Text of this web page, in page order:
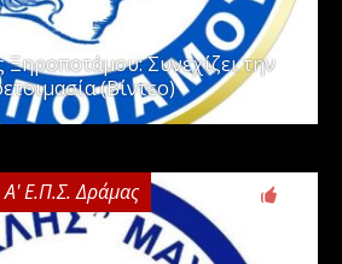
Συνεχίζει την
(Βίντεο)
Α' Ε.Π.Σ. Δράμας